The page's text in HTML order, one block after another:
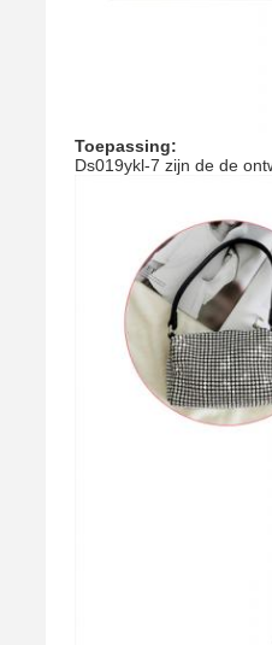
Toepassing:
Ds019ykl-7 zijn de de